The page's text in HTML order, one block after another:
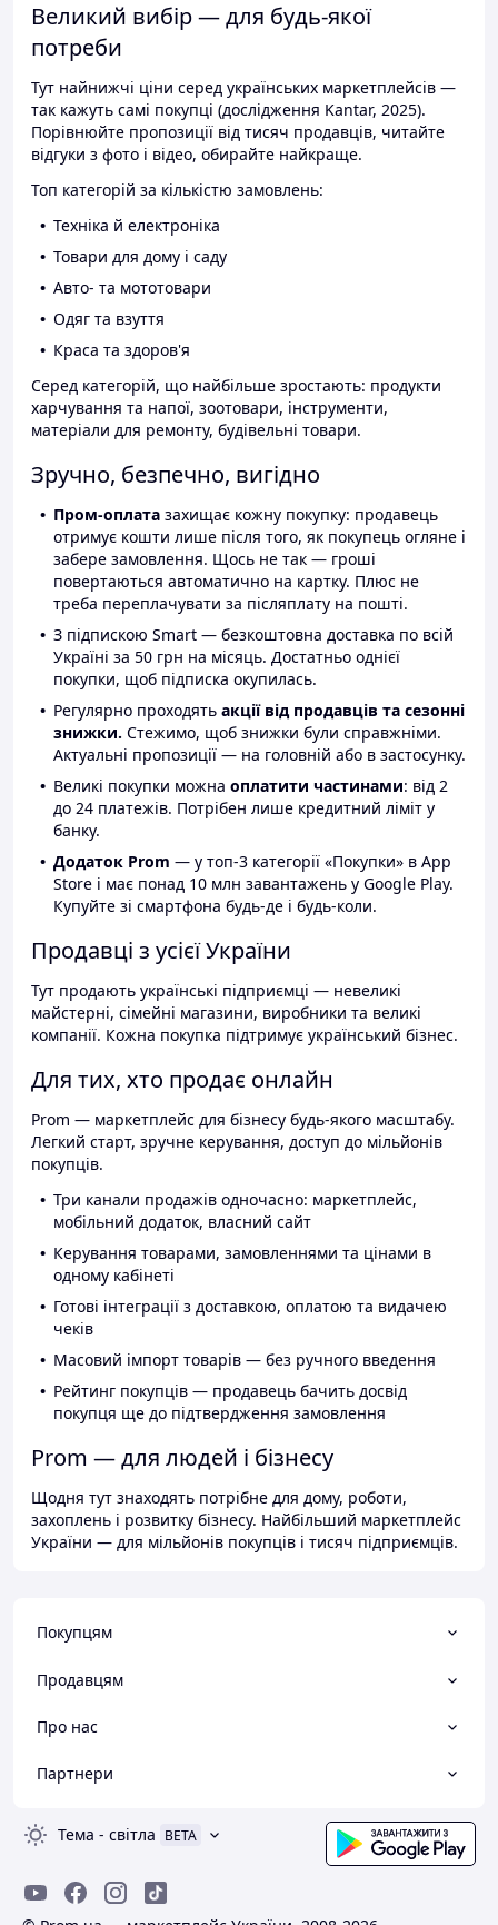
Великий вибір — для будь-якої
потреби
Тут найнижчі ціни серед українських маркетплейсів —
так кажуть самі покупці (дослідження Kantar, 2025).
Порівнюйте пропозиції від тисяч продавців, читайте
відгуки з фото і відео, обирайте найкраще.
Топ категорій за кількістю замовлень:
Техніка й електроніка
Товари для дому і саду
Авто- та мототовари
Одяг та взуття
Краса та здоров'я
Серед категорій, що найбільше зростають: продукти
харчування та напої, зоотовари, інструменти,
матеріали для ремонту, будівельні товари.
Зручно, безпечно, вигідно
Пром-оплата захищає кожну покупку: продавець
отримує кошти лише після того, як покупець огляне і
забере замовлення. Щось не так — гроші
повертаються автоматично на картку. Плюс не
треба переплачувати за післяплату на пошті.
З підпискою Smart — безкоштовна доставка по всій
Україні за 50 грн на місяць. Достатньо однієї
покупки, щоб підписка окупилась.
Регулярно проходять акції від продавців та сезонні
знижки. Стежимо, щоб знижки були справжніми.
Актуальні пропозиції — на головній або в застосунку.
Великі покупки можна оплатити частинами: від 2
до 24 платежів. Потрібен лише кредитний ліміт у
банку.
Додаток Prom — у топ-3 категорії «Покупки» в App
Store і має понад 10 млн завантажень у Google Play.
Купуйте зі смартфона будь-де і будь-коли.
Продавці з усієї України
Тут продають українські підприємці — невеликі
майстерні, сімейні магазини, виробники та великі
компанії. Кожна покупка підтримує український бізнес.
Для тих, хто продає онлайн
Prom — маркетплейс для бізнесу будь-якого масштабу.
Легкий старт, зручне керування, доступ до мільйонів
покупців.
Три канали продажів одночасно: маркетплейс,
мобільний додаток, власний сайт
Керування товарами, замовленнями та цінами в
одному кабінеті
Готові інтеграції з доставкою, оплатою та видачею
чеків
Масовий імпорт товарів — без ручного введення
Рейтинг покупців — продавець бачить досвід
покупця ще до підтвердження замовлення
Prom — для людей і бізнесу
Щодня тут знаходять потрібне для дому, роботи,
захоплень і розвитку бізнесу. Найбільший маркетплейс
України — для мільйонів покупців і тисяч підприємців.
Покупцям
Продавцям
Про нас
Партнери
Тема - світла BETA